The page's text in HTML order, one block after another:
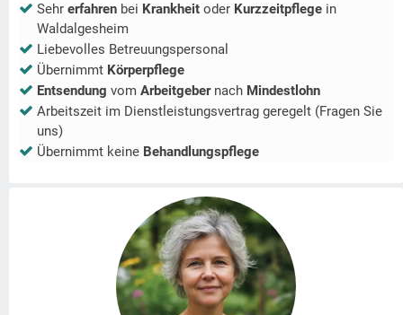
Sehr erfahren bei Krankheit oder Kurzzeitpflege in
Waldalgesheim
Liebevolles Betreuungspersonal
Übernimmt Körperpflege
Entsendung vom Arbeitgeber nach Mindestlohn
Arbeitszeit im Dienstleistungsvertrag geregelt (Fragen Sie
uns)
Übernimmt keine Behandlungspflege